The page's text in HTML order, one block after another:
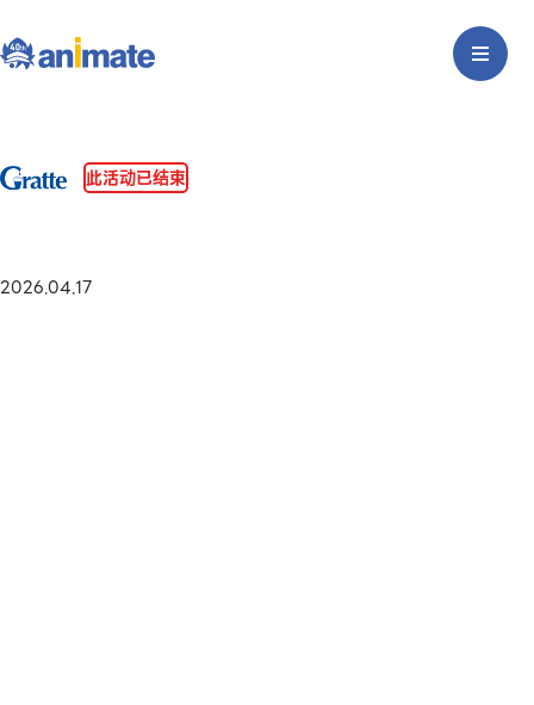
此活动已结束
2026.04.17